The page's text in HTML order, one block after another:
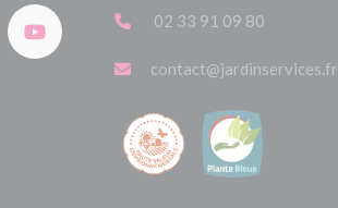
02 33 91 09 80
contact@jardinservices.fr